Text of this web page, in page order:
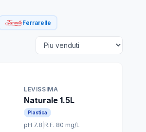
Ferrarelle
LEVISSIMA
Naturale 1.5L
Plastica
pH 7.8 R.F. 80 mg/L